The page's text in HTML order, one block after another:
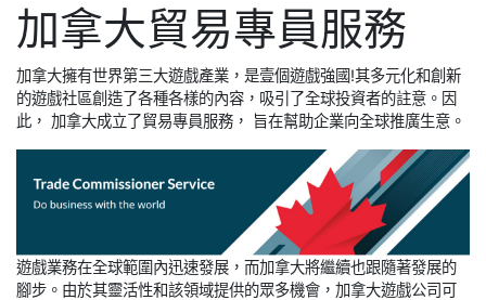
加拿大貿易專員服務
加拿大擁有世界第三大遊戲產業，是壹個遊戲強國!其多元化和創新
的遊戲社區創造了各種各樣的內容，吸引了全球投資者的註意。因
此， 加拿大成立了貿易專員服務， 旨在幫助​企業向全球推廣生意。
遊戲業務在全球範圍內迅速發展，而加拿大將繼續也跟隨著發展的
腳步。由於其靈活性和該領域提供的眾多機會，加拿大遊戲公司可